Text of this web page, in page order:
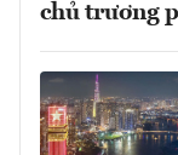
chủ trương